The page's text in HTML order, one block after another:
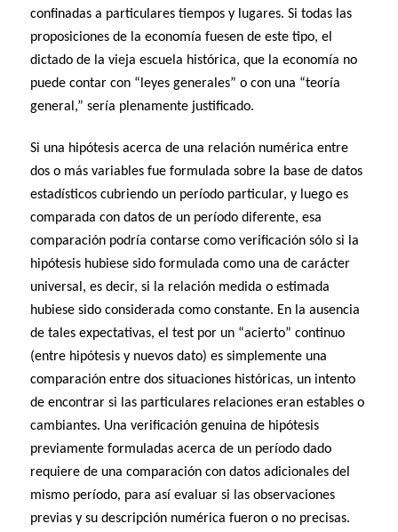
confinadas a particulares tiempos y lugares. Si todas las
proposiciones de la economía fuesen de este tipo, el
dictado de la vieja escuela histórica, que la economía no
puede contar con “leyes generales” o con una “teoría
general,” sería plenamente justificado.
Si una hipótesis acerca de una relación numérica entre
dos o más variables fue formulada sobre la base de datos
estadísticos cubriendo un período particular, y luego es
comparada con datos de un período diferente, esa
comparación podría contarse como verificación sólo si la
hipótesis hubiese sido formulada como una de carácter
universal, es decir, si la relación medida o estimada
hubiese sido considerada como constante. En la ausencia
de tales expectativas, el test por un “acierto” continuo
(entre hipótesis y nuevos dato) es simplemente una
comparación entre dos situaciones históricas, un intento
de encontrar si las particulares relaciones eran estables o
cambiantes. Una verificación genuina de hipótesis
previamente formuladas acerca de un período dado
requiere de una comparación con datos adicionales del
mismo período, para así evaluar si las observaciones
previas y su descripción numérica fueron o no precisas.